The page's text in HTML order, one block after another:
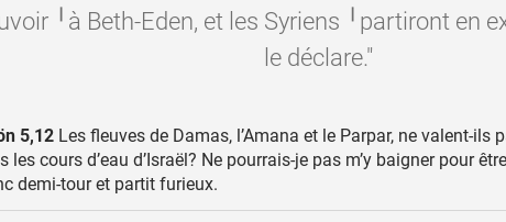
╵à Beth-Eden, et les Syriens ╵partiront en
le déclare."
5,12 Les fleuves de Damas, l’Amana et le Parpar, ne valent-ils
les cours d’eau d’Israël? Ne pourrais-je pas m’y baigner pour
demi-tour et partit furieux.